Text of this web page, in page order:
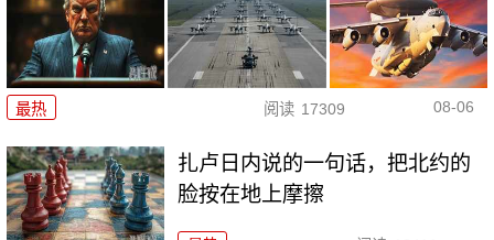
最热 阅读 17309 08-06
扎卢日内说的一句话，把北约的
脸按在地上摩擦